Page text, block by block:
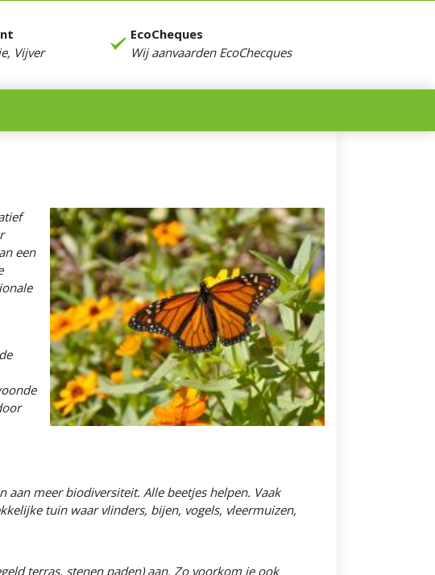
Vijver
EcoCheques
Wij aanvaarden EcoChecques
een
meer biodiversiteit. Alle beetjes helpen. Vaak
tuin waar vlinders, bijen, vogels, vleermuizen,
terras, stenen paden) aan. Zo voorkom je ook